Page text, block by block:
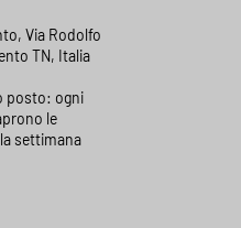
Via Rodolfo
TN, Italia
posto: ogni
le
settimana